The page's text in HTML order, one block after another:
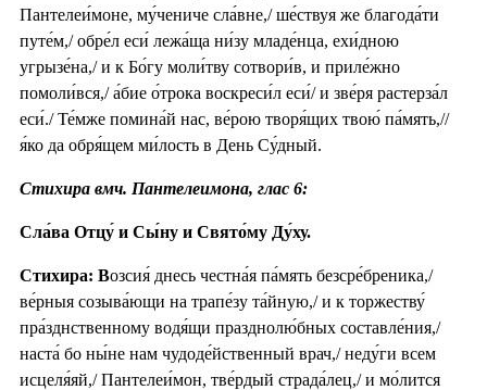
Пантелеи́моне, му́чениче сла́вне,/ ше́ствуя же благода́ти
путе́м,/ обре́л еси́ лежа́ща ни́зу младе́нца, ехи́дною
угрызе́на,/ и к Бо́гу моли́тву сотвори́в, и приле́жно
помоли́вся,/ а́бие о́трока воскреси́л еси́/ и зве́ря растерза́л
еси́./ Те́мже помина́й нас, ве́рою творя́щих твою́ па́мять,//
я́ко да обря́щем ми́лость в День Су́дный.
Стихира вмч. Пантелеимона, глас 6:
Сла́ва Отцу́ и Сы́ну и Свято́му Ду́ху.
Стихира: Возсия́ днесь честна́я па́мять безсре́бреника,/
ве́рныя созыва́ющи на трапе́зу та́йную,/ и к торжеству́
пра́зднственному водя́щи празднолю́бных составле́ния,/
наста́ бо ны́не нам чудоде́йственный врач,/ неду́ги всем
исцеля́яй,/ Пантелеи́мон, тве́рдый страда́лец,/ и мо́лится